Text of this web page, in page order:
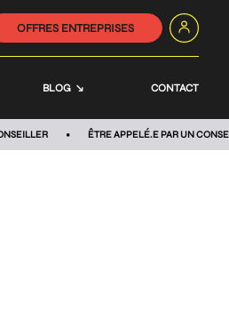
OFFRES ENTREPRISES
BLOG CONTACT
ÊTRE APPELÉ.E PAR UN